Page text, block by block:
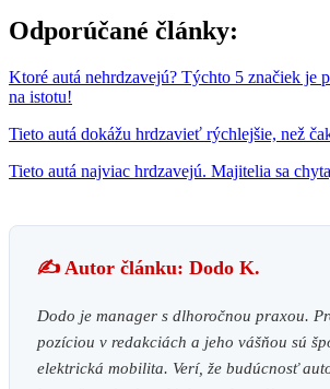
Odporúčané články:
Ktoré autá nehrdzavejú? Týchto 5 značiek je
na istotu!
Tieto autá dokážu hrdzavieť rýchlejšie, než
Tieto autá najviac hrdzavejú. Majitelia sa
✍️ Autor článku: Dodo K.
Dodo je manager s dlhoročnou praxou.
pozíciou v redakciách a jeho vášňou sú
elektrická mobilita. Verí, že budúcnosť